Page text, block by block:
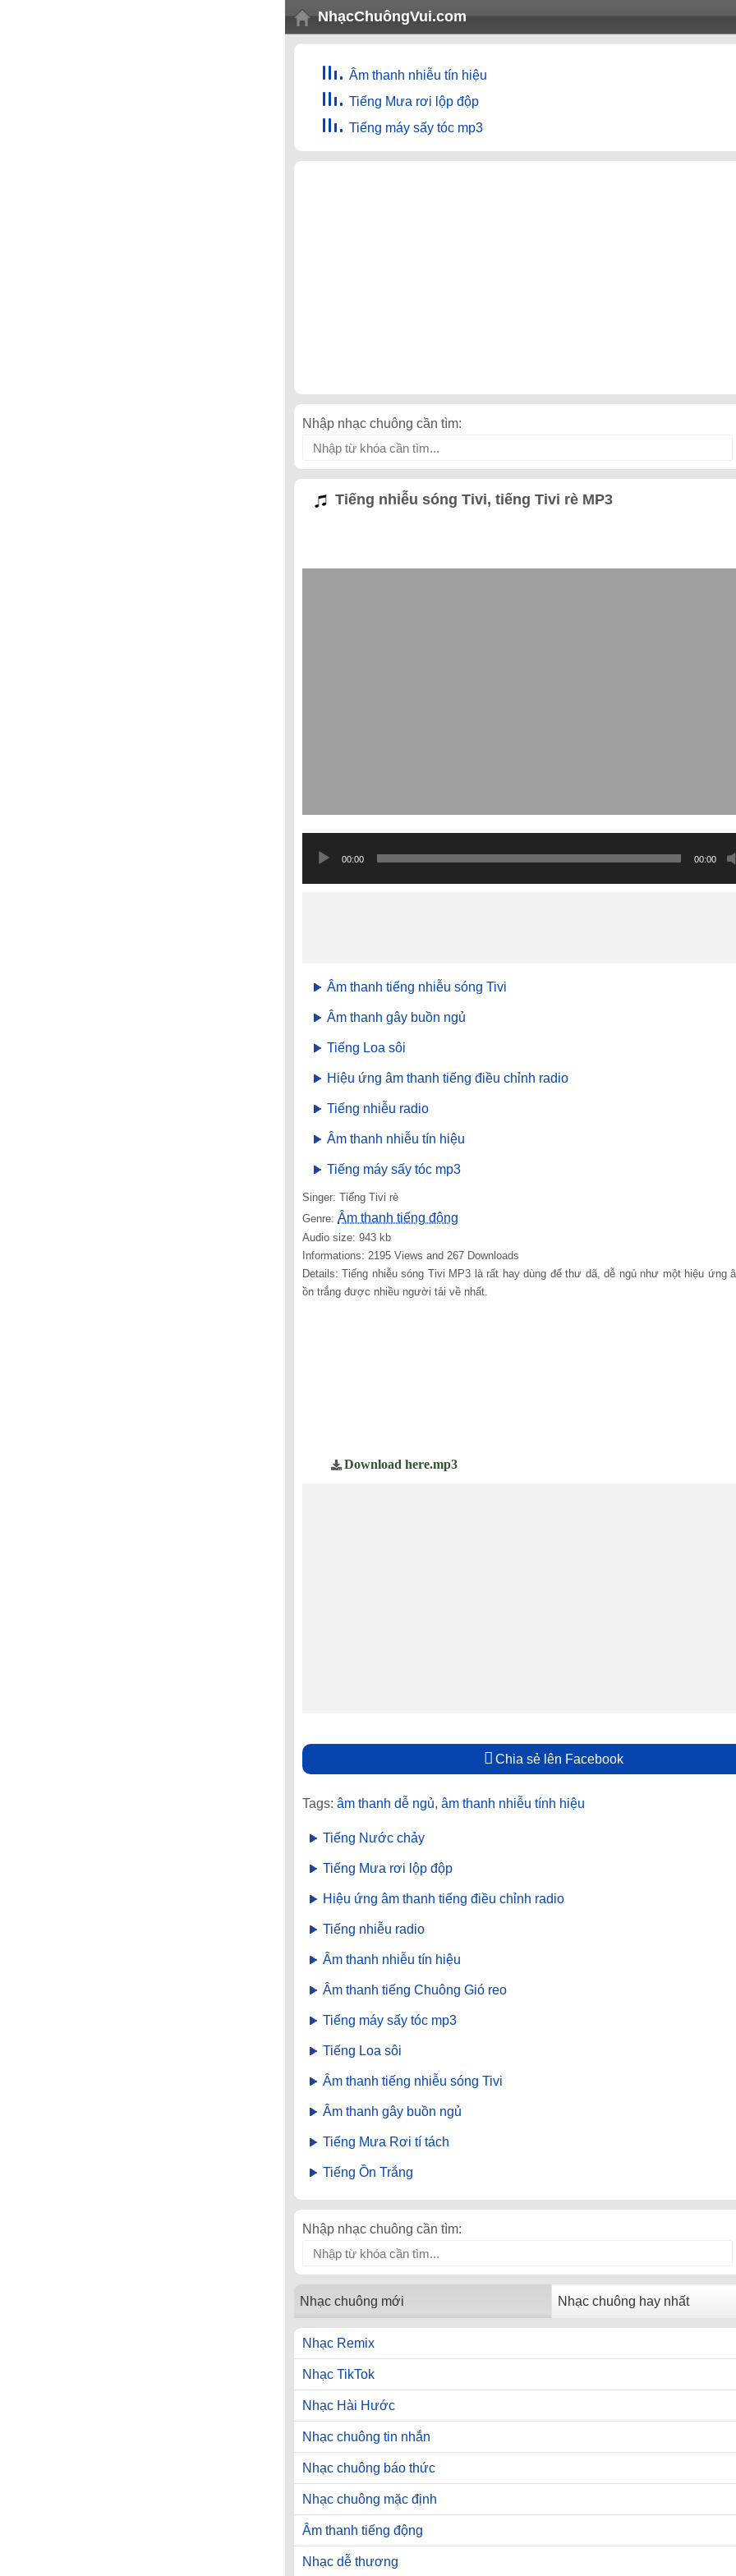
NhạcChuôngVui.com
Âm thanh nhiễu tín hiệu
Tiếng Mưa rơi lộp độp
Tiếng máy sấy tóc mp3
Nhập nhạc chuông cần tìm:
Tiếng nhiễu sóng Tivi, tiếng Tivi rè MP3
00:00 00:00
Âm thanh tiếng nhiễu sóng Tivi
Âm thanh gây buồn ngủ
Tiếng Loa sôi
Hiệu ứng âm thanh tiếng điều chỉnh radio
Tiếng nhiễu radio
Âm thanh nhiễu tín hiệu
Tiếng máy sấy tóc mp3
Singer: Tiếng Tivi rè
Genre: Âm thanh tiếng động
Audio size: 943 kb
Informations: 2195 Views and 267 Downloads
Details: Tiếng nhiễu sóng Tivi MP3 là rất hay dùng để thư dã, dễ ngủ như một hiệu ứng
ồn trắng được nhiều người tải về nhất.
Download here.mp3
Chia sẻ lên Facebook
Tags: âm thanh dễ ngủ, âm thanh nhiễu tính hiệu
Tiếng Nước chảy
Tiếng Mưa rơi lộp độp
Hiệu ứng âm thanh tiếng điều chỉnh radio
Tiếng nhiễu radio
Âm thanh nhiễu tín hiệu
Âm thanh tiếng Chuông Gió reo
Tiếng máy sấy tóc mp3
Tiếng Loa sôi
Âm thanh tiếng nhiễu sóng Tivi
Âm thanh gây buồn ngủ
Tiếng Mưa Rơi tí tách
Tiếng Ồn Trắng
Nhập nhạc chuông cần tìm:
Nhạc chuông mới Nhạc chuông hay nhất
Nhạc Remix
Nhạc TikTok
Nhạc Hài Hước
Nhạc chuông tin nhắn
Nhạc chuông báo thức
Nhạc chuông mặc định
Âm thanh tiếng động
Nhạc dễ thương